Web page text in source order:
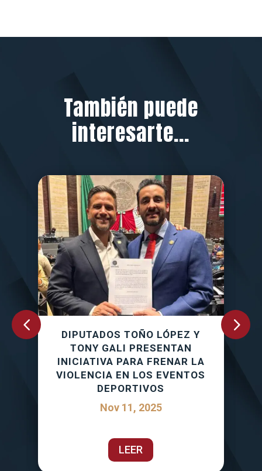
También puede
interesarte...
DIPUTADOS TOÑO LÓPEZ Y
TONY GALI PRESENTAN
INICIATIVA PARA FRENAR LA
VIOLENCIA EN LOS EVENTOS
DEPORTIVOS
Nov 11, 2025
LEER